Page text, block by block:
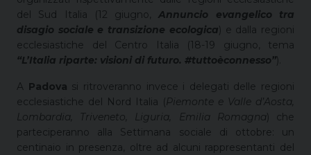
del Sud Italia (12 giugno,Annuncio evangelico tra
disagio sociale e transizione ecologica) e dalla regioni
ecclesiastiche del Centro Italia (18-19 giugno, tema
“L’Italia riparte: visioni di futuro. #tuttoèconnesso”).
A Padova si ritroveranno invece i delegati delle regioni
ecclesiastiche del Nord Italia (Piemonte e Valle d’Aosta,
Lombardia, Triveneto, Liguria, Emilia Romagna) che
parteciperanno alla Settimana sociale di ottobre: un
centinaio in presenza, oltre ad alcuni rappresentanti del